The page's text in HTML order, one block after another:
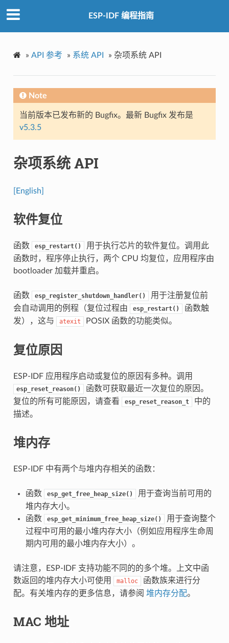
ESP-IDF 编程指南
» API 参考 » 系统 API » 杂项系统 API
Note
当前版本已发布新的 Bugfix。最新 Bugfix 发布是
v5.3.5
杂项系统 API
[English]
软件复位
函数 esp_restart()
用于执行芯片的软件复位。调用此
函数时，程序停止执行，两个 CPU 均复位，应用程序由
bootloader 加载并重启。
函数 esp_register_shutdown_handler()
用于注册复位前
会自动调用的例程（复位过程由
esp_restart()
函数触
发），这与
atexit POSIX 函数的功能类似。
复位原因
ESP-IDF 应用程序启动或复位的原因有多种。调用
esp_reset_reason()
函数可获取最近一次复位的原因。
复位的所有可能原因，请查看
esp_reset_reason_t
中的
描述。
堆内存
ESP-IDF 中有两个与堆内存相关的函数：
函数 esp_get_free_heap_size()
用于查询当前可用的
堆内存大小。
函数
esp_get_minimum_free_heap_size()
用于查询整个
过程中可用的最小堆内存大小（例如应用程序生命周
期内可用的最小堆内存大小）。
请注意，ESP-IDF 支持功能不同的的多个堆。上文中函
数返回的堆内存大小可使用
malloc
函数族来进行分
配。有关堆内存的更多信息，请参阅 堆内存分配。
MAC 地址